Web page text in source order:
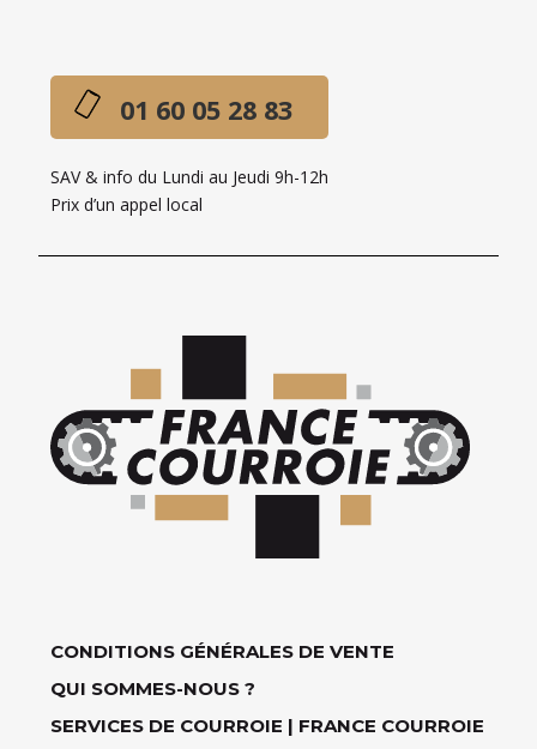
01 60 05 28 83
SAV & info du Lundi au Jeudi 9h-12h
Prix d’un appel local
CONDITIONS GÉNÉRALES DE VENTE
QUI SOMMES-NOUS ?
SERVICES DE COURROIE | FRANCE COURROIE